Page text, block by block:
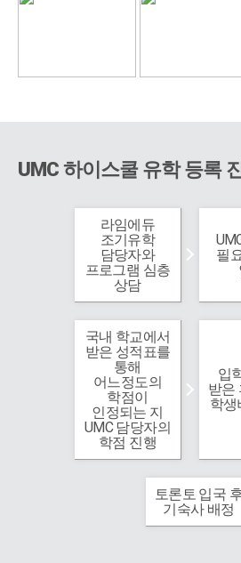
UMC 하이스쿨 유학 등록
라임에듀
조기유학
담당자와
프로그램 심층
상담
필
국내 학교에서
받은 성적표를
통해
어느정도의
학점이
인정되는 지
UMC 담당자의
학점 진행
입
받은
학생
토론토 입국
기숙사 배정